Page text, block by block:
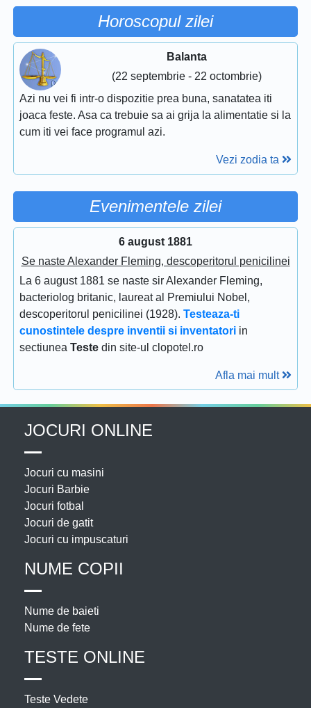
Horoscopul zilei
Balanta
(22 septembrie - 22 octombrie)
Azi nu vei fi intr-o dispozitie prea buna, sanatatea iti
joaca feste. Asa ca trebuie sa ai grija la alimentatie si la
cum iti vei face programul azi.
Vezi zodia ta
Evenimentele zilei
6 august 1881
Se naste Alexander Fleming, descoperitorul penicilinei
La 6 august 1881 se naste sir Alexander Fleming,
bacteriolog britanic, laureat al Premiului Nobel,
descoperitorul penicilinei (1928). Testeaza-ti
cunostintele despre inventii si inventatori in
sectiunea Teste din site-ul clopotel.ro
Afla mai mult
JOCURI ONLINE
Jocuri cu masini
Jocuri Barbie
Jocuri fotbal
Jocuri de gatit
Jocuri cu impuscaturi
NUME COPII
Nume de baieti
Nume de fete
TESTE ONLINE
Teste Vedete